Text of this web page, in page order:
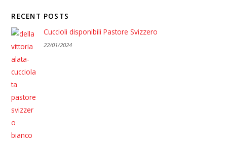
RECENT POSTS
Cuccioli disponibili Pastore Svizzero
22/01/2024